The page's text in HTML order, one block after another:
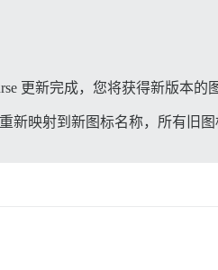
更新完成，您将获得新版本的
新映射到新图标名称，所有旧